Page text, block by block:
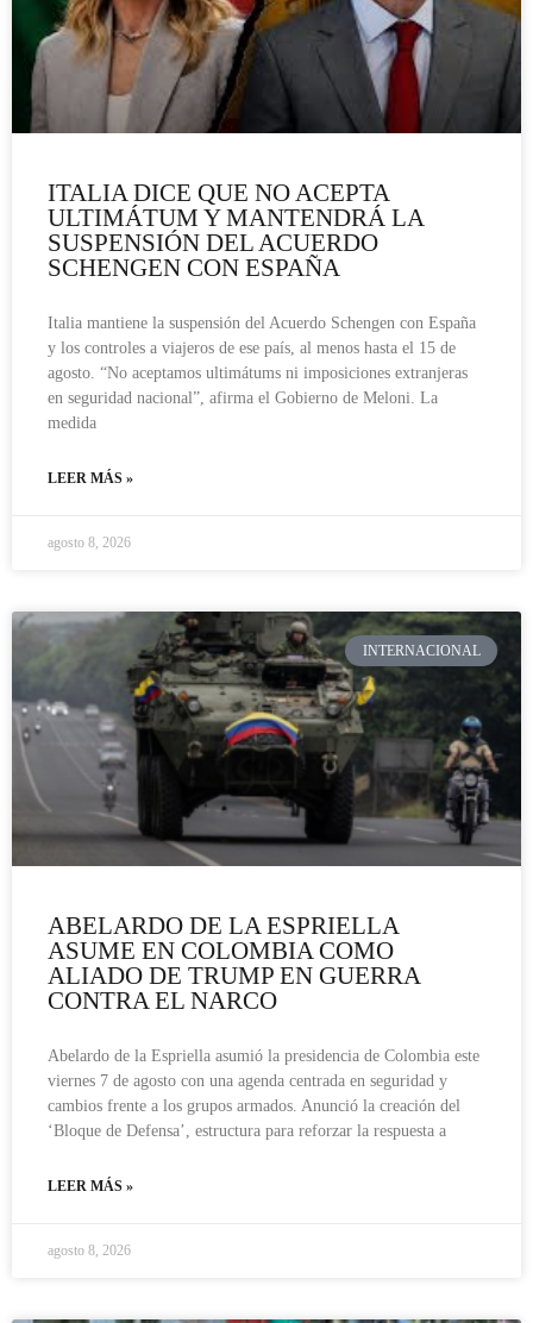
ITALIA DICE QUE NO ACEPTA
ULTIMÁTUM Y MANTENDRÁ LA
SUSPENSIÓN DEL ACUERDO
SCHENGEN CON ESPAÑA
Italia mantiene la suspensión del Acuerdo Schengen con España
y los controles a viajeros de ese país, al menos hasta el 15 de
agosto. “No aceptamos ultimátums ni imposiciones extranjeras
en seguridad nacional”, afirma el Gobierno de Meloni. La
medida
LEER MÁS »
agosto 8, 2026
INTERNACIONAL
ABELARDO DE LA ESPRIELLA
ASUME EN COLOMBIA COMO
ALIADO DE TRUMP EN GUERRA
CONTRA EL NARCO
Abelardo de la Espriella asumió la presidencia de Colombia este
viernes 7 de agosto con una agenda centrada en seguridad y
cambios frente a los grupos armados. Anunció la creación del
‘Bloque de Defensa’, estructura para reforzar la respuesta a
LEER MÁS »
agosto 8, 2026